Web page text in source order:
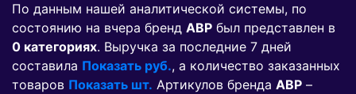
По данным нашей аналитической системы, по
состоянию на вчера бренд АВР был представлен в
0 категориях. Выручка за последние 7 дней
составила Показать руб., а количество заказанных
товаров Показать шт. Артикулов бренда АВР –